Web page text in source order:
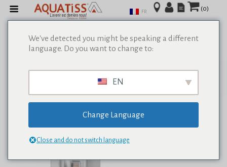
(0)
FR
We've detected you might be speaking a different
language. Do you want to change to:
EN
Change Language
Close and do not switch language